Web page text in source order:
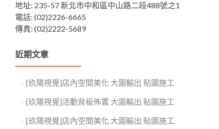
地址: 235-57 新北市中和區中山路二段488號之1
電話: (02)2226-6665
傳真: (02)2222-5689
近期文章
[玖陽視覺]店內空間美化 大圖輸出 貼圖施工
[玖陽視覺]活動背板佈置 大圖輸出 貼圖施工
[玖陽視覺]店內空間美化 大圖輸出 貼圖施工